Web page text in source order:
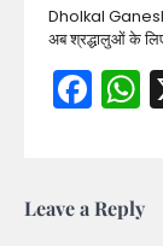
Dholkal Ganesh:
अब श्रद्धालुओं के
Leave a Reply